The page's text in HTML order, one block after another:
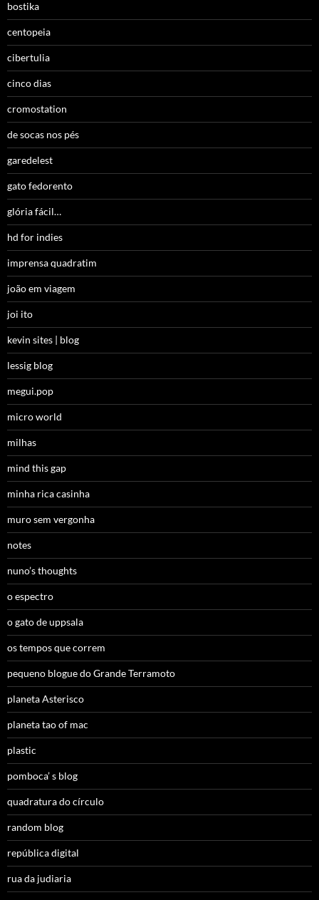
bostika
centopeia
cibertulia
cinco dias
cromostation
de socas nos pés
garedelest
gato fedorento
glória fácil…
hd for indies
imprensa quadratim
joão em viagem
joi ito
kevin sites | blog
lessig blog
megui.pop
micro world
milhas
mind this gap
minha rica casinha
muro sem vergonha
notes
nuno’s thoughts
o espectro
o gato de uppsala
os tempos que correm
pequeno blogue do Grande Terramoto
planeta Asterisco
planeta tao of mac
plastic
pomboca’ s blog
quadratura do círculo
random blog
república digital
rua da judiaria